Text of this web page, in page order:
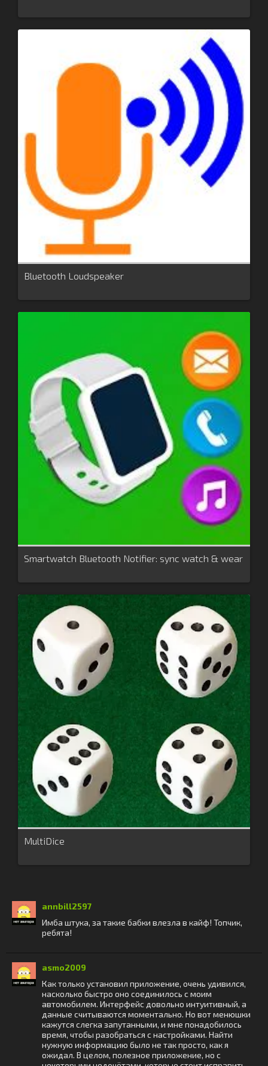
Bluetooth Loudspeaker
Smartwatch Bluetooth Notifier: sync watch & wear
MultiDice
annbill2597
Имба штука, за такие бабки влезла в кайф! Топчик,
ребята!
asmo2009
Как только установил приложение, очень удивился,
насколько быстро оно соединилось с моим
автомобилем. Интерфейс довольно интуитивный, а
данные считываются моментально. Но вот менюшки
кажутся слегка запутанными, и мне понадобилось
время, чтобы разобраться с настройками. Найти
нужную информацию было не так просто, как я
ожидал. В целом, полезное приложение, но с